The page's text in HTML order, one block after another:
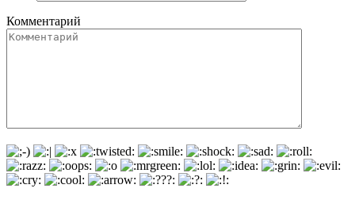
Комментарий